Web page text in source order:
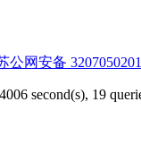
公网安备
second(s), 19